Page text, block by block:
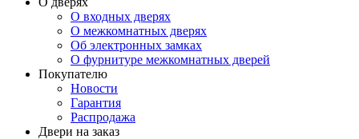
О входных дверях
О межкомнатных дверях
Об электронных замках
О фурнитуре межкомнатных дверей
Покупателю
Новости
Гарантия
Распродажа
Двери на заказ